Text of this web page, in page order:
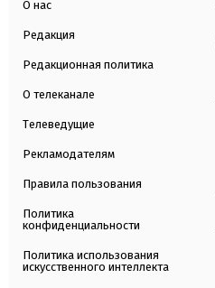
О нас
Редакция
Редакционная политика
О телеканале
Телеведущие
Рекламодателям
Правила пользования
Политика
конфиденциальности
Политика использования
искусственного интеллекта